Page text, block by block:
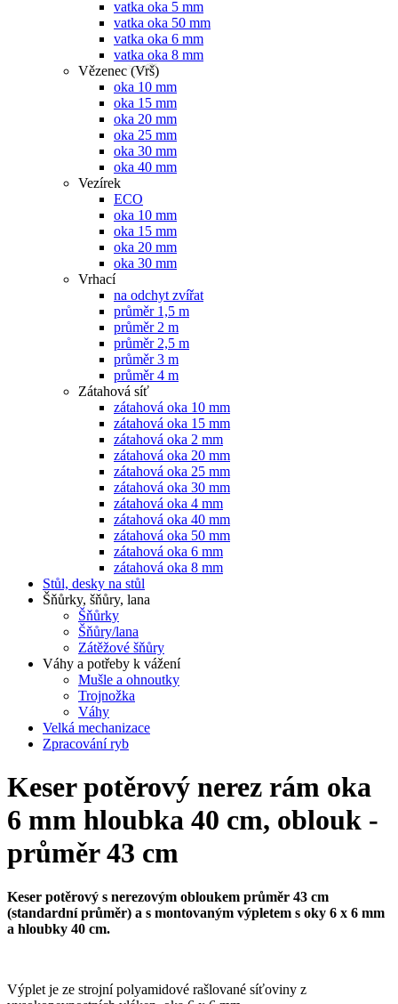
vatka oka 5 mm
vatka oka 50 mm
vatka oka 6 mm
vatka oka 8 mm
Vězenec (Vrš)
oka 10 mm
oka 15 mm
oka 20 mm
oka 25 mm
oka 30 mm
oka 40 mm
Vezírek
ECO
oka 10 mm
oka 15 mm
oka 20 mm
oka 30 mm
Vrhací
na odchyt zvířat
průměr 1,5 m
průměr 2 m
průměr 2,5 m
průměr 3 m
průměr 4 m
Zátahová síť
zátahová oka 10 mm
zátahová oka 15 mm
zátahová oka 2 mm
zátahová oka 20 mm
zátahová oka 25 mm
zátahová oka 30 mm
zátahová oka 4 mm
zátahová oka 40 mm
zátahová oka 50 mm
zátahová oka 6 mm
zátahová oka 8 mm
Stůl, desky na stůl
Šňůrky, šňůry, lana
Šňůrky
Šňůry/lana
Zátěžové šňůry
Váhy a potřeby k vážení
Mušle a ohnoutky
Trojnožka
Váhy
Velká mechanizace
Zpracování ryb
Keser potěrový nerez rám oka
6 mm hloubka 40 cm, oblouk -
průměr 43 cm
Keser potěrový s nerezovým obloukem průměr 43 cm
(standardní průměr) a s montovaným výpletem s oky 6 x 6 mm
a hloubky 40 cm.
Výplet je ze strojní polyamidové rašlované síťoviny z